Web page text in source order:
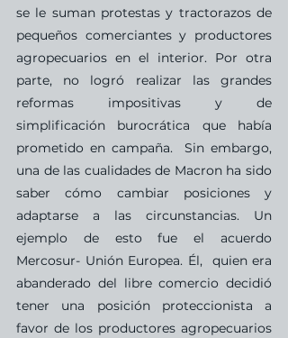
se le suman protestas y tractorazos de
pequeños comerciantes y productores
agropecuarios en el interior. Por otra
parte, no logró realizar las grandes
reformas impositivas y de
simplificación burocrática que había
prometido en campaña.  Sin embargo,
una de las cualidades de Macron ha sido
saber cómo cambiar posiciones y
adaptarse a las circunstancias. Un
ejemplo de esto fue el acuerdo
Mercosur- Unión Europea. Él,  quien era
abanderado del libre comercio decidió
tener una posición proteccionista a
favor de los productores agropecuarios